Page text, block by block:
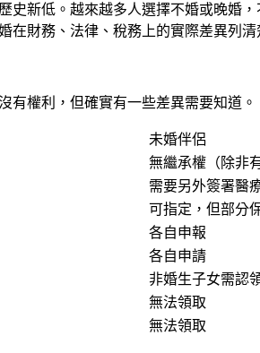
史新低。越來越多人選擇不婚或晚婚
財務、法律、稅務上的實際差異列
有權利，但確實有一些差異需要知道。
未婚伴侶
無繼承權（除非
需要另外簽署醫
可指定，但部分
各自申報
各自申請
非婚生子女需認
無法領取
無法領取